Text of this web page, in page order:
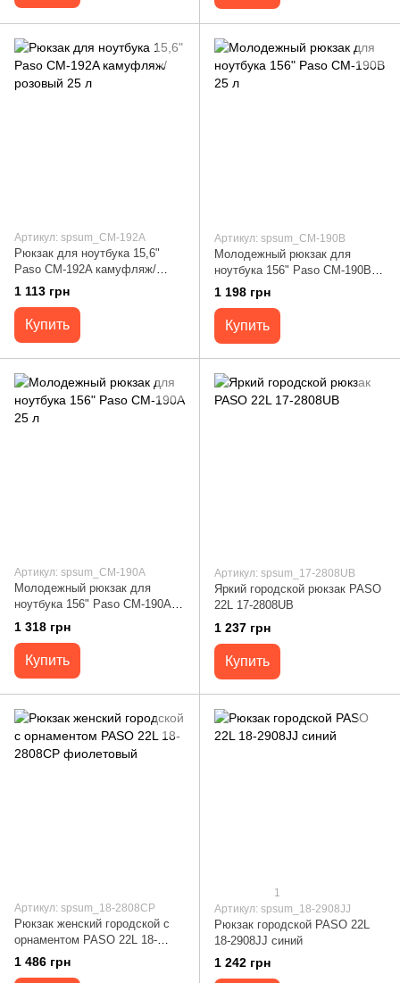
Артикул: spsum_CM-192A
Рюкзак для ноутбука 15,6"
Paso CM-192A камуфляж/
розовый 25 л
1 113 грн
Купить
Артикул: spsum_CM-190B
Молодежный рюкзак для
ноутбука 156" Paso CM-190B
25 л
1 198 грн
Купить
Артикул: spsum_CM-190A
Молодежный рюкзак для
ноутбука 156" Paso CM-190A
25 л
1 318 грн
Купить
Артикул: spsum_17-2808UB
Яркий городской рюкзак PASO
22L 17-2808UB
1 237 грн
Купить
Артикул: spsum_18-2808CP
Рюкзак женский городской с
орнаментом PASO 22L 18-
2808CP фиолетовый
1 486 грн
1
Артикул: spsum_18-2908JJ
Рюкзак городской PASO 22L
18-2908JJ синий
1 242 грн